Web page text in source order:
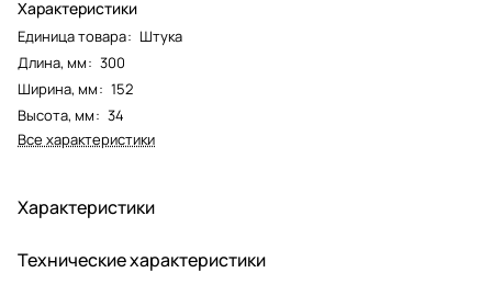
Характеристики
Единица товара: Штука
Длина, мм: 300
Ширина, мм: 152
Высота, мм: 34
Все характеристики
Характеристики
Технические характеристики